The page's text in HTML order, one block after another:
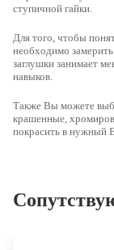
ступичной гайки.
Для того, чтобы
необходимо
заглушки занимает
навыков.
Также Вы можете
крашенные,
покрасить в нужный